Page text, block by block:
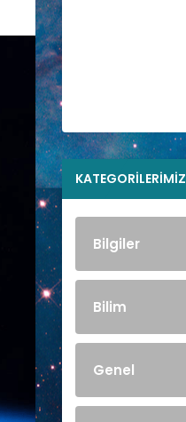
KATEGORILERIMIZ
Bilgiler
Bilim
Genel